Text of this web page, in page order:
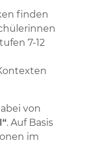
finden
7-12
von
. Auf Basis
im